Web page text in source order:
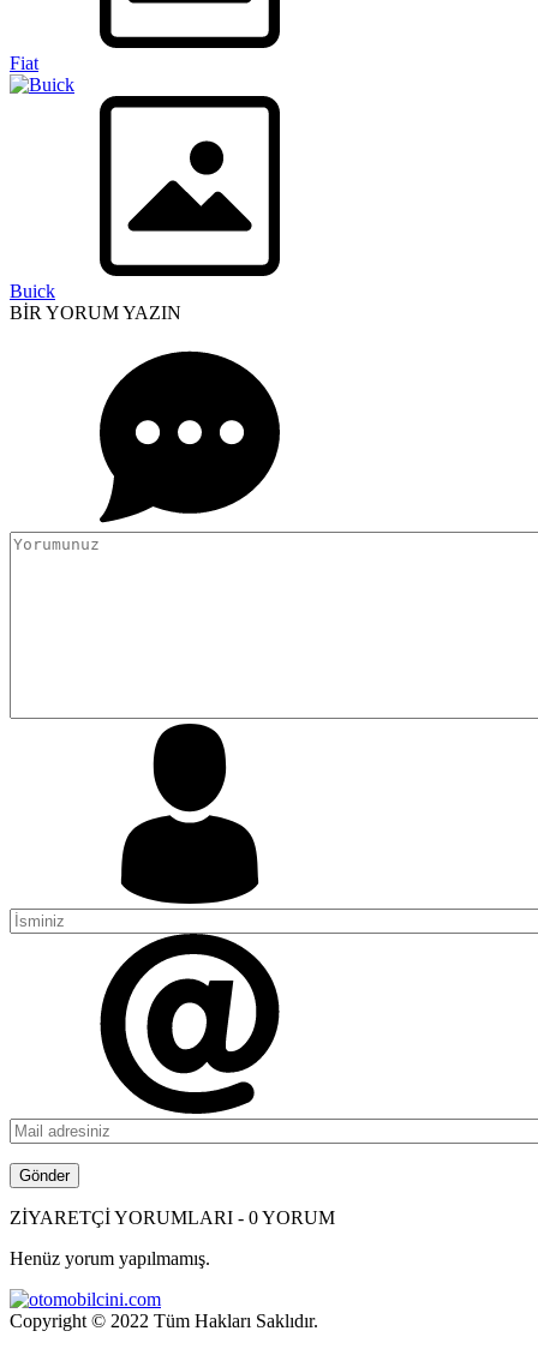
Fiat
Buick
BİR YORUM YAZIN
ZİYARETÇİ YORUMLARI - 0 YORUM
Henüz yorum yapılmamış.
Copyright © 2022 Tüm Hakları Saklıdır.